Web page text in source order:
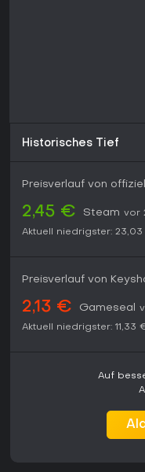
Historisches Tief
Preisverlauf von
2,45 € Steam vor
Aktuell niedrigster:
Preisverlauf von
2,13 € Gameseal
Aktuell niedrigster: 11,33
Auf